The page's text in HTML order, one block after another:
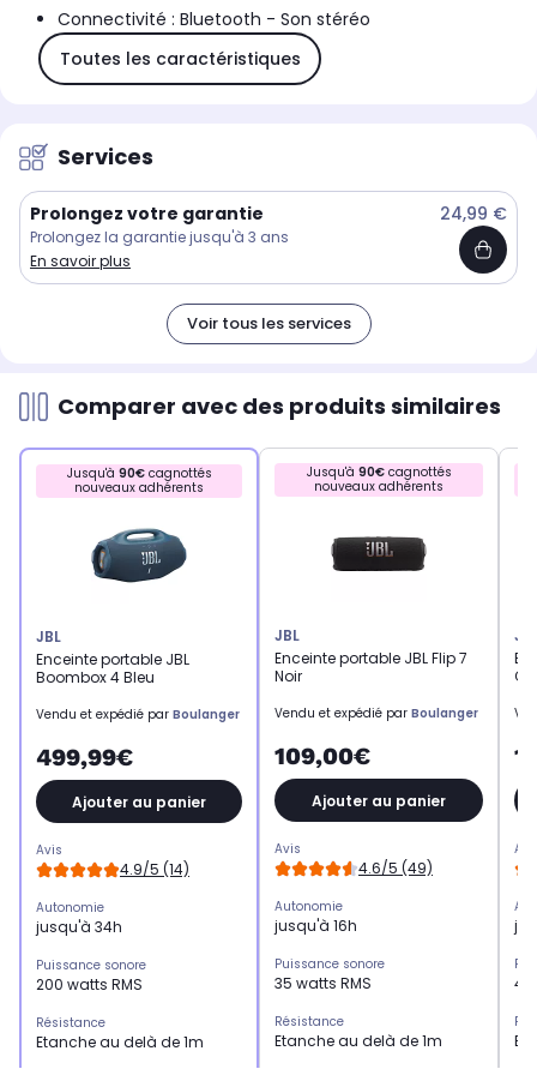
Connectivité : Bluetooth - Son stéréo
Toutes les caractéristiques
Services
Prolongez votre garantie 24,99 €
Prolongez la garantie jusqu'à 3 ans
En savoir plus
Voir tous les services
Comparer avec des produits similaires
Jusqu'à 90€cagnottés
nouveaux adhérents
JBL
Enceinte portable JBL
Boombox 4 Bleu
Vendu et expédié par Boulanger
499,99€
Ajouter au panier
Avis
4.9/5 (14)
Autonomie
jusqu'à 34h
Puissance sonore
200 watts RMS
Résistance
Etanche au delà de 1m
Jusqu'à 90€cagnottés
nouveaux adhérents
JBL
Enceinte portable JBL Flip 7
Noir
Vendu et expédié par Boulanger
109,00€
Ajouter au panier
Avis
4.6/5 (49)
Autonomie
jusqu'à 16h
Puissance sonore
35 watts RMS
Résistance
Etanche au delà de 1m
45